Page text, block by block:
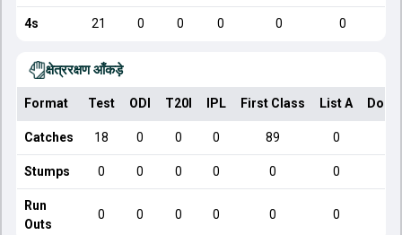
4s 21 0 0 0 0 0
क्षेत्ररक्षण आँकड़े
Format Test ODI T20I IPL First Class List A
Catches 18 0 0 0 89 0
Stumps 0 0 0 0 0 0
Run
Outs
0 0 0 0 0 0